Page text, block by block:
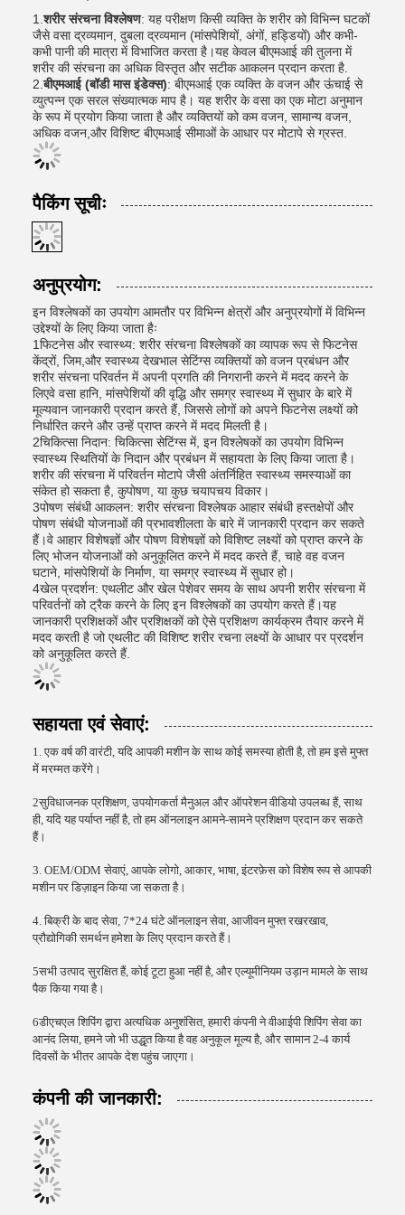
1.शरीर संरचना विश्लेषण: यह परीक्षण किसी व्यक्ति के शरीर को विभिन्न घटकों
जैसे वसा द्रव्यमान, दुबला द्रव्यमान (मांसपेशियों, अंगों, हड्डियों) और कभी-
कभी पानी की मात्रा में विभाजित करता है।यह केवल बीएमआई की तुलना में
शरीर की संरचना का अधिक विस्तृत और सटीक आकलन प्रदान करता है.
2.बीएमआई (बॉडी मास इंडेक्स): बीएमआई एक व्यक्ति के वजन और ऊंचाई से
व्युत्पन्न एक सरल संख्यात्मक माप है। यह शरीर के वसा का एक मोटा अनुमान
के रूप में प्रयोग किया जाता है और व्यक्तियों को कम वजन, सामान्य वजन,
अधिक वजन,और विशिष्ट बीएमआई सीमाओं के आधार पर मोटापे से ग्रस्त.
पैकिंग सूचीः
अनुप्रयोग:
इन विश्लेषकों का उपयोग आमतौर पर विभिन्न क्षेत्रों और अनुप्रयोगों में विभिन्न
उद्देश्यों के लिए किया जाता हैः
1फिटनेस और स्वास्थ्य: शरीर संरचना विश्लेषकों का व्यापक रूप से फिटनेस
केंद्रों, जिम,और स्वास्थ्य देखभाल सेटिंग्स व्यक्तियों को वजन प्रबंधन और
शरीर संरचना परिवर्तन में अपनी प्रगति की निगरानी करने में मदद करने के
लिएवे वसा हानि, मांसपेशियों की वृद्धि और समग्र स्वास्थ्य में सुधार के बारे में
मूल्यवान जानकारी प्रदान करते हैं, जिससे लोगों को अपने फिटनेस लक्ष्यों को
निर्धारित करने और उन्हें प्राप्त करने में मदद मिलती है।
2चिकित्सा निदान: चिकित्सा सेटिंग्स में, इन विश्लेषकों का उपयोग विभिन्न
स्वास्थ्य स्थितियों के निदान और प्रबंधन में सहायता के लिए किया जाता है।
शरीर की संरचना में परिवर्तन मोटापे जैसी अंतर्निहित स्वास्थ्य समस्याओं का
संकेत हो सकता है, कुपोषण, या कुछ चयापचय विकार।
3पोषण संबंधी आकलन: शरीर संरचना विश्लेषक आहार संबंधी हस्तक्षेपों और
पोषण संबंधी योजनाओं की प्रभावशीलता के बारे में जानकारी प्रदान कर सकते
हैं।वे आहार विशेषज्ञों और पोषण विशेषज्ञों को विशिष्ट लक्ष्यों को प्राप्त करने के
लिए भोजन योजनाओं को अनुकूलित करने में मदद करते हैं, चाहे वह वजन
घटाने, मांसपेशियों के निर्माण, या समग्र स्वास्थ्य में सुधार हो।
4खेल प्रदर्शन: एथलीट और खेल पेशेवर समय के साथ अपनी शरीर संरचना में
परिवर्तनों को ट्रैक करने के लिए इन विश्लेषकों का उपयोग करते हैं।यह
जानकारी प्रशिक्षकों और प्रशिक्षकों को ऐसे प्रशिक्षण कार्यक्रम तैयार करने में
मदद करती है जो एथलीट की विशिष्ट शरीर रचना लक्ष्यों के आधार पर प्रदर्शन
को अनुकूलित करते हैं.
सहायता एवं सेवाएं:
1. एक वर्ष की वारंटी, यदि आपकी मशीन के साथ कोई समस्या होती है, तो हम इसे मुफ्त
में मरम्मत करेंगे।
2सुविधाजनक प्रशिक्षण, उपयोगकर्ता मैनुअल और ऑपरेशन वीडियो उपलब्ध हैं, साथ
ही, यदि यह पर्याप्त नहीं है, तो हम ऑनलाइन आमने-सामने प्रशिक्षण प्रदान कर सकते
हैं।
3. OEM/ODM सेवाएं, आपके लोगो, आकार, भाषा, इंटरफ़ेस को विशेष रूप से आपकी
मशीन पर डिज़ाइन किया जा सकता है।
4. बिक्री के बाद सेवा, 7*24 घंटे ऑनलाइन सेवा, आजीवन मुफ्त रखरखाव,
प्रौद्योगिकी समर्थन हमेशा के लिए प्रदान करते हैं।
5सभी उत्पाद सुरक्षित हैं, कोई टूटा हुआ नहीं है, और एल्यूमीनियम उड़ान मामले के साथ
पैक किया गया है।
6डीएचएल शिपिंग द्वारा अत्यधिक अनुशंसित, हमारी कंपनी ने वीआईपी शिपिंग सेवा का
आनंद लिया, हमने जो भी उद्धृत किया है वह अनुकूल मूल्य है, और सामान 2-4 कार्य
दिवसों के भीतर आपके देश पहुंच जाएगा।
कंपनी की जानकारी: